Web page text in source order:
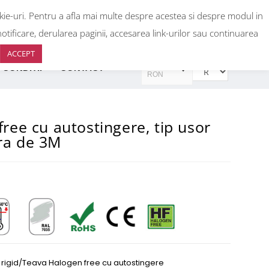
+40 736 933 440 +40 736 933 399
0
RON
cu autostingere, tip usor
de 3M
rigid/Teava Halogen free cu autostingere
uri. Pentru a afla mai multe despre acestea si despre modul in
derularea paginii, accesarea link-urilor sau continuarea
ACCEPT